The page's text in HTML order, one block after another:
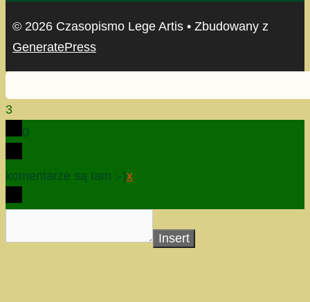
© 2026 Czasopismo Lege Artis • Zbudowany z
GeneratePress
3
0
komentarze są tam :-)x
Insert